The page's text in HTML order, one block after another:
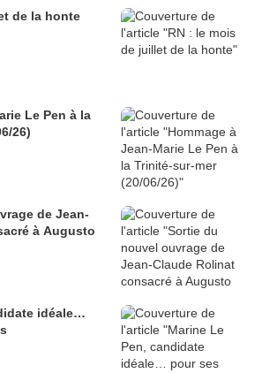
de la honte
Le Pen à la
26)
de Jean-
à Augusto
idéale…